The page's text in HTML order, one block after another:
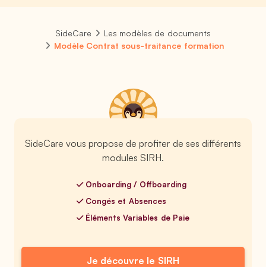
SideCare
Les modèles de documents
Modèle Contrat sous-traitance formation
SideCare vous propose de profiter de ses différents
modules SIRH.
Onboarding / Offboarding
Congés et Absences
Éléments Variables de Paie
Je découvre le SIRH